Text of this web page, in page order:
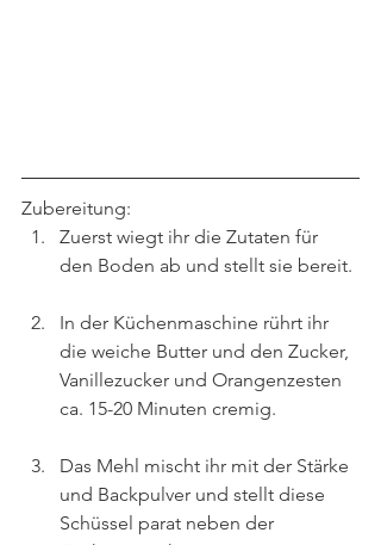
Zubereitung:
Zuerst wiegt ihr die Zutaten für
den Boden ab und stellt sie bereit.
In der Küchenmaschine rührt ihr
die weiche Butter und den Zucker,
Vanillezucker und Orangenzesten
ca. 15-20 Minuten cremig.
Das Mehl mischt ihr mit der Stärke
und Backpulver und stellt diese
Schüssel parat neben der